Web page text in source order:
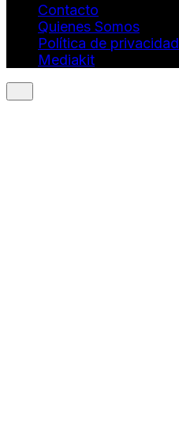
Contacto
Quienes Somos
Política de privacidad
Mediakit